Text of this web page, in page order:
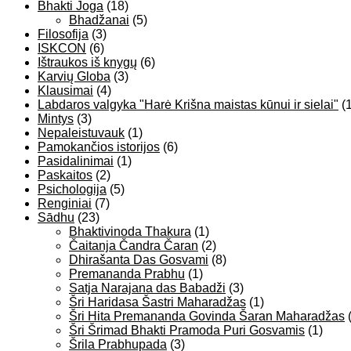
Bhakti Joga (18)
Bhadžanai (5)
Filosofija (3)
ISKCON (6)
Ištraukos iš knygų (6)
Karvių Globa (3)
Klausimai (4)
Labdaros valgyka "Harė Krišna maistas kūnui ir sielai"
Mintys (3)
Nepaleistuvauk (1)
Pamokančios istorijos (6)
Pasidalinimai (1)
Paskaitos (2)
Psichologija (5)
Renginiai (7)
Sādhu (23)
Bhaktivinoda Thakura (1)
Čaitanja Čandra Čaran (2)
Dhirašanta Das Gosvami (8)
Premananda Prabhu (1)
Satja Narajana das Babadži (3)
Šri Haridasa Šastri Maharadžas (1)
Šri Hita Premananda Govinda Šaran Maharadžas
Šri Šrimad Bhakti Pramoda Puri Gosvamis (1)
Šrila Prabhupada (3)